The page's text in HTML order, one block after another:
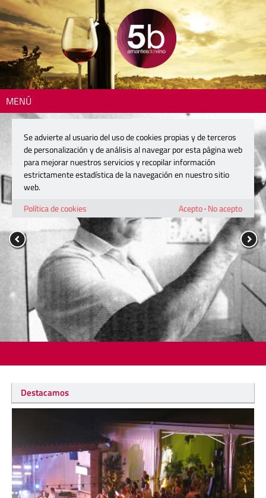
MENÚ
Destacamos
Se advierte al usuario del uso de cookies propias y de terceros
de personalización y de análisis al navegar por esta página web
para mejorar nuestros servicios y recopilar información
estrictamente estadística de la navegación en nuestro sitio
web.
Política de cookies
Acepto· No acepto